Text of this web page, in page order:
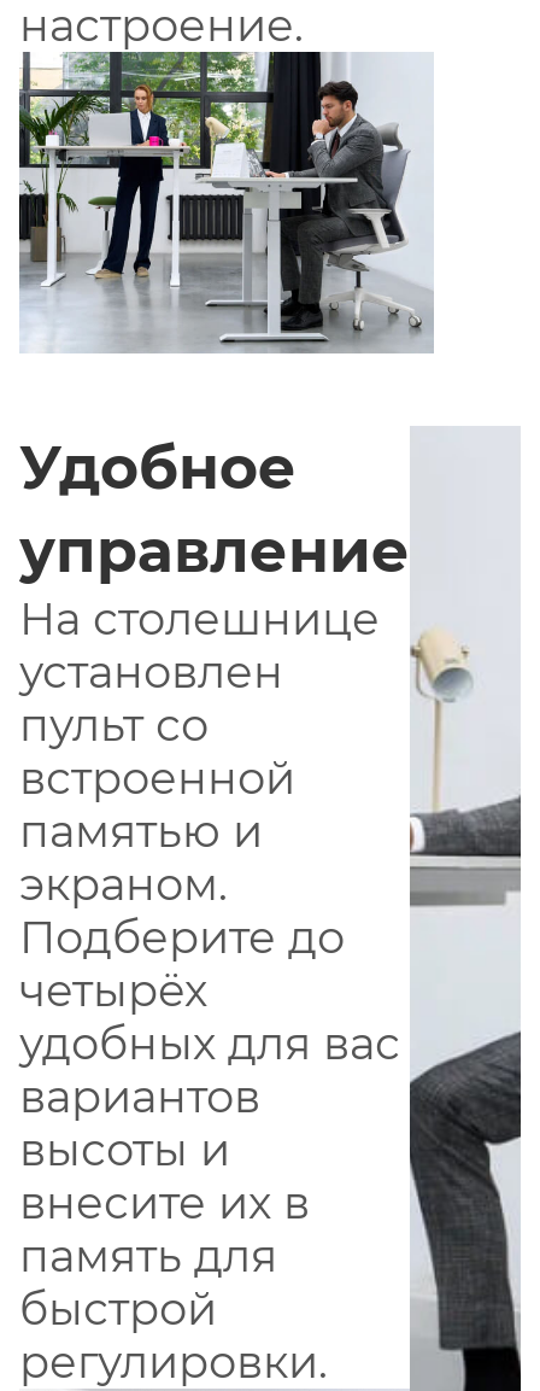
настроение.
Удобное
управление
На столешнице
установлен
пульт со
встроенной
памятью и
экраном.
Подберите до
четырёх
удобных для вас
вариантов
высоты и
внесите их в
память для
быстрой
регулировки.